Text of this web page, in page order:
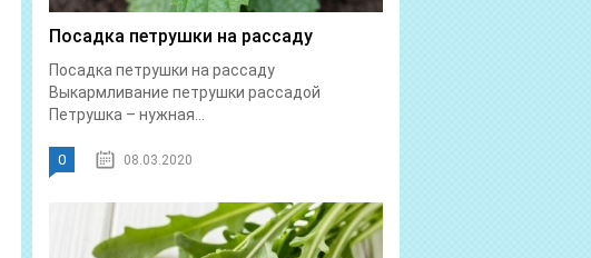
Посадка петрушки на рассаду
Посадка петрушки на рассаду
Выкармливание петрушки рассадой
Петрушка – нужная...
0 08.03.2020